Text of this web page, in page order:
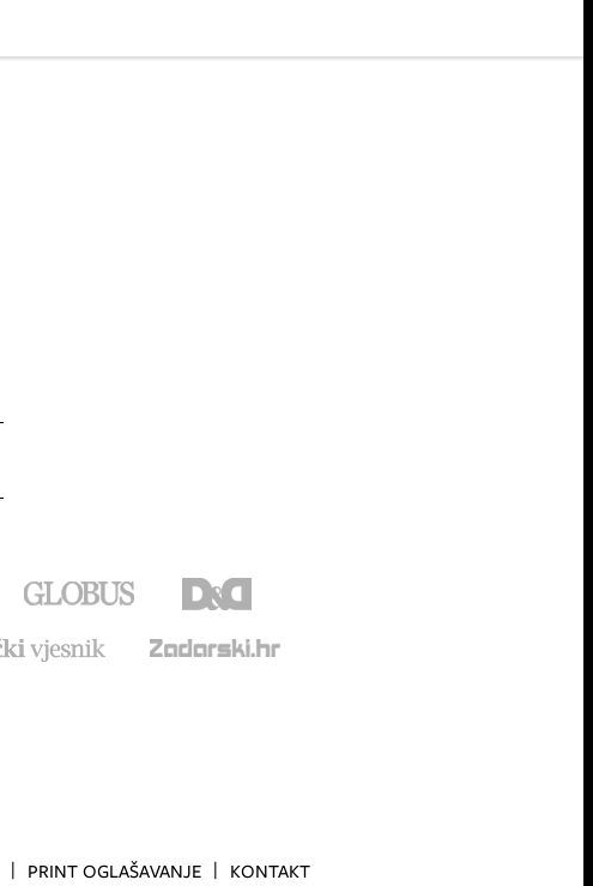
PRINT OGLAŠAVANJE KONTAKT